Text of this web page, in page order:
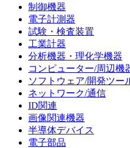
制御機器
電子計測器
試験・検査装置
工業計器
分析機器・理化学機器
コンピューター/周辺機
ソフトウェア/開発ツー
ネットワーク/通信
ID関連
画像関連機器
半導体デバイス
電子部品